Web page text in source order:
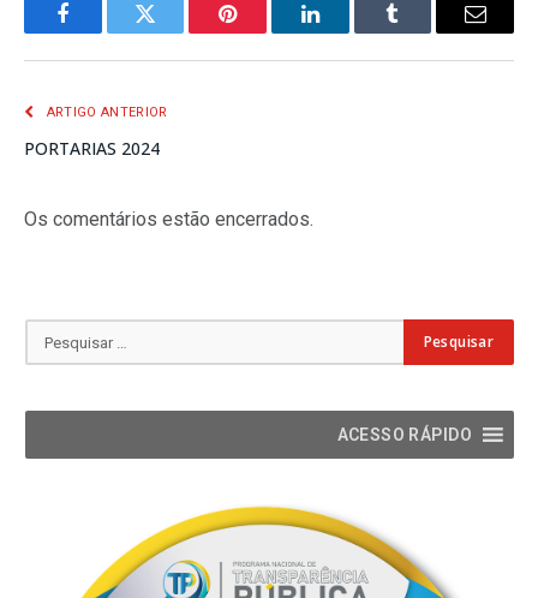
FacebookTwitter Pinterest LinkedInTumblr
E-
ARTIGO ANTERIOR
PORTARIAS 2024
Os comentários estão encerrados.
ACESSO RÁPIDO